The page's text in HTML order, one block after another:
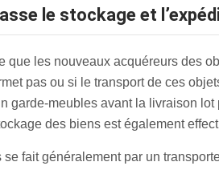
le stockage et
que les nouveaux acquéreurs des
pas ou si le transport de ces
meubles avant la livraison lot
des biens est également
fait généralement par un